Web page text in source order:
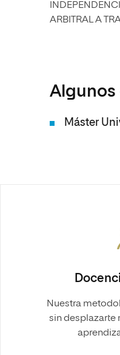
ARBITRAL A
Algunos
Máster
Nuestra
sin desplazarte